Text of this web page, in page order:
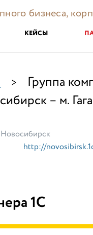
бизнеса,
КЕЙСЫ
>
Группа
– м.
Новосибирск
http://
1С